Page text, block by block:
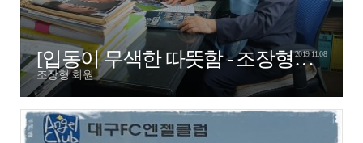
[입동이 무색한 따뜻함 - 조장형엔젤]
조장형 회원
2019.11.08